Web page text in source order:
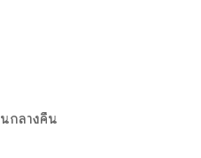
กลางคืน